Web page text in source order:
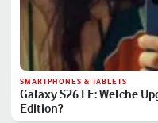
SMARTPHONES & TABLETS
Galaxy S26 FE: Welche
Edition?